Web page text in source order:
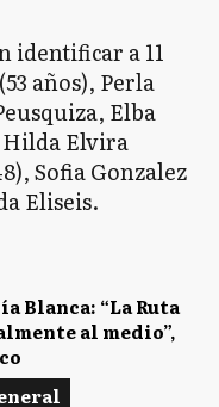
identificar a 11
años), Perla
Elba
Hilda Elvira
Sofia Gonzalez
Eliseis.
Blanca: “La Ruta
al medio”,